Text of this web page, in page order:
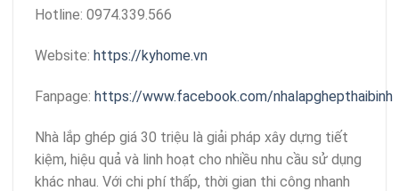
Hotline: 0974.339.566
Website: https://kyhome.vn
Fanpage: https://www.facebook.com/nhalapghepthaibinh
Nhà lắp ghép giá 30 triệu là giải pháp xây dựng tiết
kiệm, hiệu quả và linh hoạt cho nhiều nhu cầu sử dụng
khác nhau. Với chi phí thấp, thời gian thi công nhanh